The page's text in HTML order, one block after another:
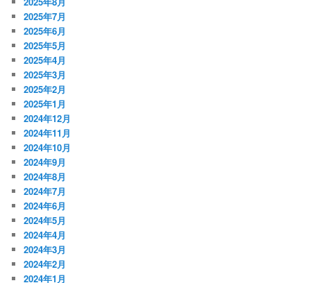
2025年7月
2025年6月
2025年5月
2025年4月
2025年3月
2025年2月
2025年1月
2024年12月
2024年11月
2024年10月
2024年9月
2024年8月
2024年7月
2024年6月
2024年5月
2024年4月
2024年3月
2024年2月
2024年1月